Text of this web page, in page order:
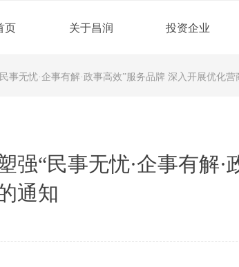
页 关于昌润 投资企业
强“民事无忧·企事有解
通知
事无忧·企事有解·政事高效”服务品牌 深入开展优化